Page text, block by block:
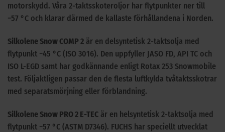
motorskydd. Våra 2-taktsskoteroljor har flytpunkter ner till
−57 °C och klarar därmed de kallaste förhållandena i Norden.
Silkolene Snow COMP 2 är en delsyntetisk 2-taktsolja med
flytpunkt −45 °C (ISO 3016). Den uppfyller JASO FD, API TC och
ISO L-EGD samt har godkännande enligt Rotax 253 Snowmobile
test. Följaktligen passar den de flesta luftkylda tvåtaktsskotrar
med separatsmörjning eller förblandning.
Silkolene Snow PRO 2 E-TEC är en helsyntetisk 2-taktsolja med
flytpunkt −57 °C (ASTM D7346). FUCHS har speciellt utvecklat